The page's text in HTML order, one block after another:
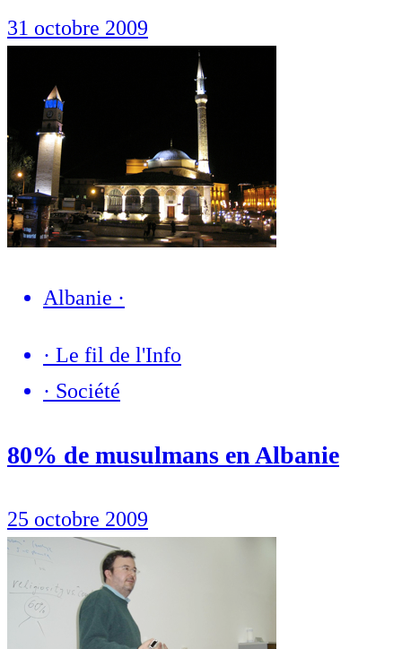
31 octobre 2009
Albanie ·
· Le fil de l'Info
· Société
80% de musulmans en Albanie
25 octobre 2009